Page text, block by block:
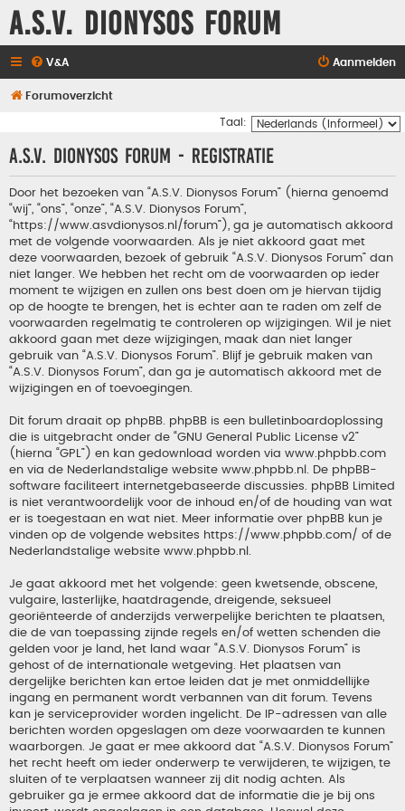
A.S.V. Dionysos Forum
V&A Aanmelden
Forumoverzicht
Taal:
A.S.V. Dionysos Forum - Registratie
Door het bezoeken van “A.S.V. Dionysos Forum” (hierna genoemd
“wij”, “ons”, “onze”, “A.S.V. Dionysos Forum”,
“https://www.asvdionysos.nl/forum”), ga je automatisch akkoord
met de volgende voorwaarden. Als je niet akkoord gaat met
deze voorwaarden, bezoek of gebruik “A.S.V. Dionysos Forum” dan
niet langer. We hebben het recht om de voorwaarden op ieder
moment te wijzigen en zullen ons best doen om je hiervan tijdig
op de hoogte te brengen, het is echter aan te raden om zelf de
voorwaarden regelmatig te controleren op wijzigingen. Wil je niet
akkoord gaan met deze wijzigingen, maak dan niet langer
gebruik van “A.S.V. Dionysos Forum”. Blijf je gebruik maken van
“A.S.V. Dionysos Forum”, dan ga je automatisch akkoord met de
wijzigingen en of toevoegingen.
Dit forum draait op phpBB. phpBB is een bulletinboardoplossing
die is uitgebracht onder de “GNU General Public License v2”
(hierna “GPL”) en kan gedownload worden via www.phpbb.com
en via de Nederlandstalige website www.phpbb.nl . De phpBB-
software faciliteert internetgebaseerde discussies. phpBB Limited
is niet verantwoordelijk voor de inhoud en/of de houding van wat
er is toegestaan en wat niet. Meer informatie over phpBB kun je
vinden op de volgende websites https://www.phpbb.com/ of de
Nederlandstalige website www.phpbb.nl
Je gaat akkoord met het volgende: geen kwetsende, obscene,
vulgaire, lasterlijke, haatdragende, dreigende, seksueel
georiënteerde of anderzijds verwerpelijke berichten te plaatsen,
die de van toepassing zijnde regels en/of wetten schenden die
gelden voor je land, het land waar “A.S.V. Dionysos Forum” is
gehost of de internationale wetgeving. Het plaatsen van
dergelijke berichten kan ertoe leiden dat je met onmiddellijke
ingang en permanent wordt verbannen van dit forum. Tevens
kan je serviceprovider worden ingelicht. De IP-adressen van alle
berichten worden opgeslagen om deze voorwaarden te kunnen
waarborgen. Je gaat er mee akkoord dat “A.S.V. Dionysos Forum”
het recht heeft om ieder onderwerp te verwijderen, te wijzigen, te
sluiten of te verplaatsen wanneer zij dit nodig achten. Als
gebruiker ga je ermee akkoord dat de informatie die je bij ons